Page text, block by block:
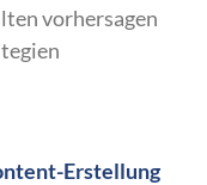
vorhersagen
Erstellung